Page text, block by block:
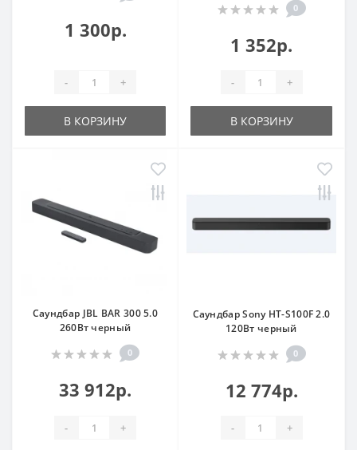
1 300р.
- +
В КОРЗИНУ
0
1 352р.
- +
В КОРЗИНУ
Саундбар JBL BAR 300 5.0
260Вт черный
0
33 912р.
- +
Саундбар Sony HT-S100F 2.0
120Вт черный
0
12 774р.
- +